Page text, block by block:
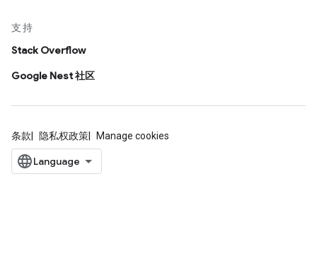
支持
Stack Overflow
Google Nest 社区
条款 隐私权政策 Manage cookies